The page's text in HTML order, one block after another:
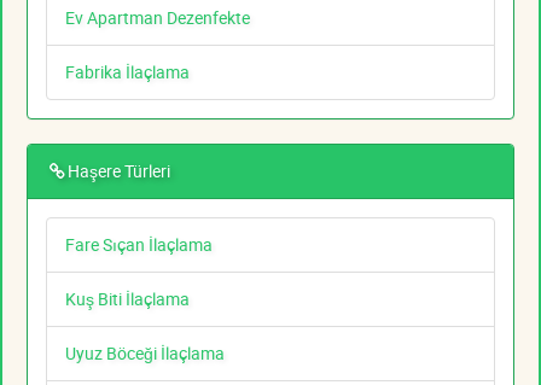
Ev Apartman Dezenfekte
Fabrika İlaçlama
Haşere Türleri
Fare Sıçan İlaçlama
Kuş Biti İlaçlama
Uyuz Böceği İlaçlama